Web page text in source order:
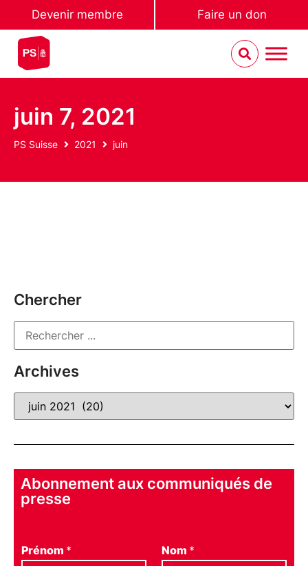
Devenir membre Faire un don
juin 7, 2021
PS Suisse 2021 juin
Chercher
Archives
Abonnement aux communiqués de
presse
Prénom * Nom *